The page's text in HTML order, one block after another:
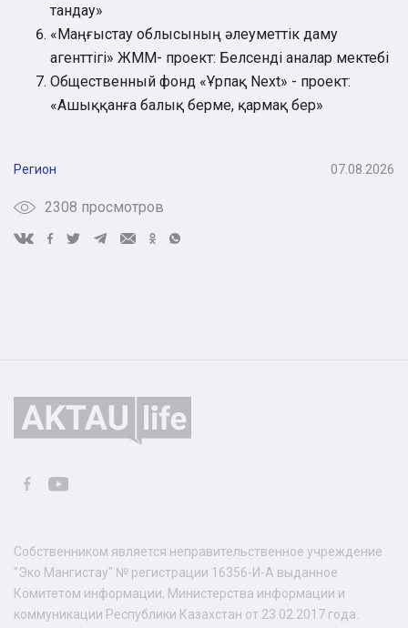
тандау»
«Маңғыстау облысының әлеуметтік даму
агенттігі» ЖММ- проект: Белсенді аналар мектебі
Общественный фонд «Ұрпақ Next» - проект:
«Ашыққанға балық берме, қармақ бер»
Регион 07.08.2026
2308 просмотров
Собственником является неправительственное учреждение
"Эко Мангистау" № регистрации 16356-И-А выданное
Комитетом информации, Министерства информации и
коммуникации Республики Казахстан от 23.02.2017 года.